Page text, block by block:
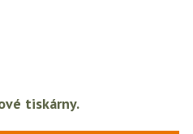
tiskárny.